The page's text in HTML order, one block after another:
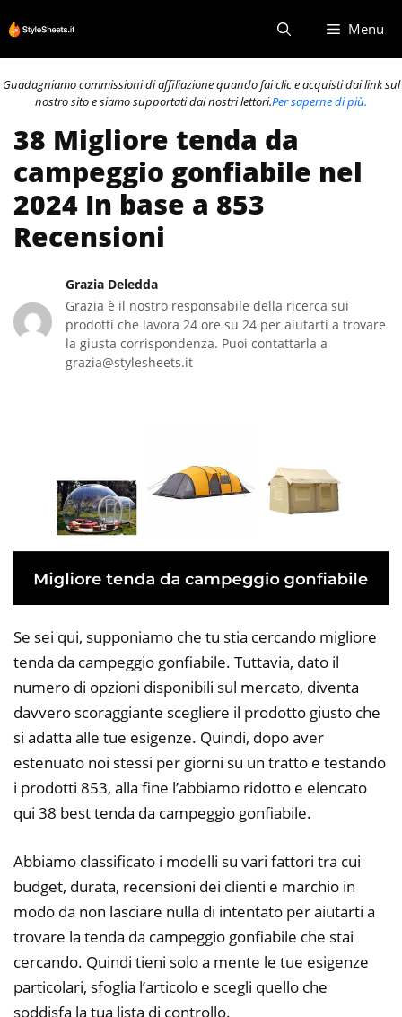
al
contenuto
Menu
Guadagniamo commissioni di affiliazione quando fai clic e acquisti dai link sul
nostro sito e siamo supportati dai nostri lettori.Per saperne di più.
38 Migliore tenda da
campeggio gonfiabile nel
2024 In base a 853
Recensioni
Grazia Deledda
Grazia è il nostro responsabile della ricerca sui
prodotti che lavora 24 ore su 24 per aiutarti a trovare
la giusta corrispondenza. Puoi contattarla a
grazia@stylesheets.it
Se sei qui, supponiamo che tu stia cercando migliore
tenda da campeggio gonfiabile. Tuttavia, dato il
numero di opzioni disponibili sul mercato, diventa
davvero scoraggiante scegliere il prodotto giusto che
si adatta alle tue esigenze. Quindi, dopo aver
estenuato noi stessi per giorni su un tratto e testando
i prodotti 853, alla fine l’abbiamo ridotto e elencato
qui 38 best tenda da campeggio gonfiabile.
Abbiamo classificato i modelli su vari fattori tra cui
budget, durata, recensioni dei clienti e marchio in
modo da non lasciare nulla di intentato per aiutarti a
trovare la tenda da campeggio gonfiabile che stai
cercando. Quindi tieni solo a mente le tue esigenze
particolari, sfoglia l’articolo e scegli quello che
soddisfa la tua lista di controllo.